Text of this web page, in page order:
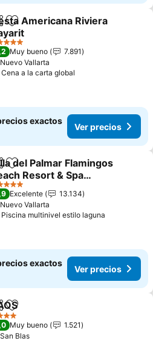
Agregar a favoritos
Americana Riviera
precios
Muy bueno
7.891
Nuevo Vallarta
Cena a la carta global
exactos
Ver precios
Agregar a favoritos
del Palmar Flamingos
Resort & Spa
Nayarit
precios
Excelente
13.134
Nuevo Vallarta
Piscina multinivel estilo laguna
exactos
Ver precios
Agregar a favoritos
Muy bueno
1.521
San Blas